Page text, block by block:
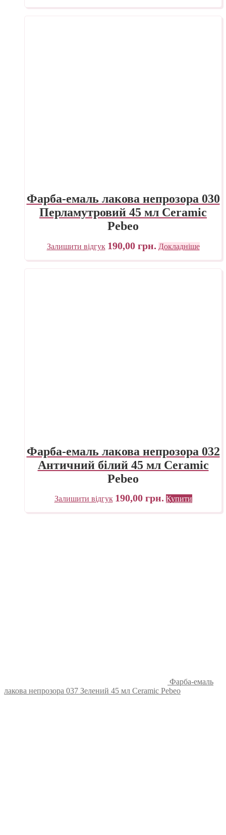
Фарба-емаль лакова непрозора 030
Перламутровий 45 мл Ceramic
Pebeo
Залишити відгук 190,00 грн. Докладніше
Фарба-емаль лакова непрозора 032
Античний білий 45 мл Ceramic
Pebeo
Залишити відгук 190,00 грн. Купити
Фарба-емаль
лакова непрозора 037 Зелений 45 мл Ceramic Pebeo